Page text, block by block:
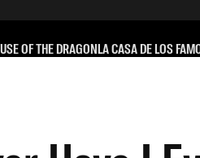
OF THE DRAGONLA CASA DE LOS